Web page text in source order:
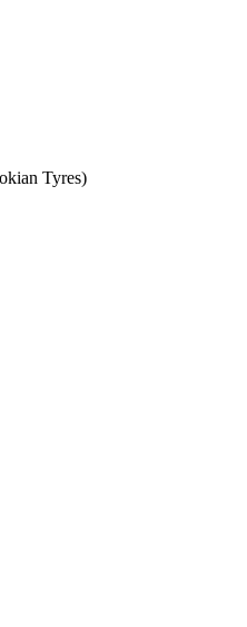
Tyres)